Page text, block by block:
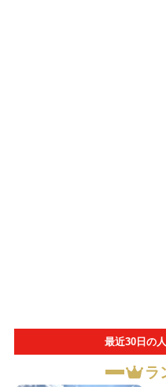
最近30日の
ラ